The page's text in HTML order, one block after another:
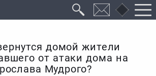
домой жители
от атаки дома на
Мудрого?